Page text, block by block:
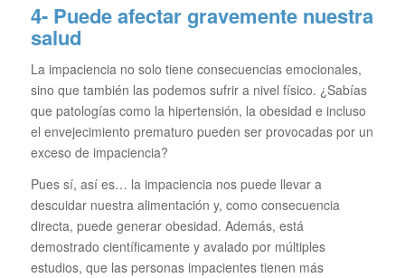
4- Puede afectar gravemente nuestra
salud
La impaciencia no solo tiene consecuencias emocionales,
sino que también las podemos sufrir a nivel físico. ¿Sabías
que patologías como la hipertensión, la obesidad e incluso
el envejecimiento prematuro pueden ser provocadas por un
exceso de impaciencia?
Pues sí, así es… la impaciencia nos puede llevar a
descuidar nuestra alimentación y, como consecuencia
directa, puede generar obesidad. Además, está
demostrado científicamente y avalado por múltiples
estudios, que las personas impacientes tienen más